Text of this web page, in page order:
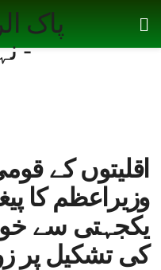
اقلیتوں کے
وزیراعظم کا
یکجہتی سے
کی تشکیل پر